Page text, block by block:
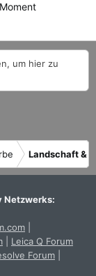
um hier zu
Landschaft &
Netzwerks:
Leica Q Forum
Forum